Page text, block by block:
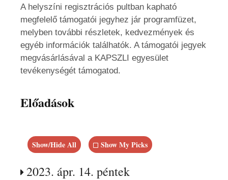
A helyszíni regisztrációs pultban kapható
megfelelő támogatói jegyhez jár programfüzet,
melyben további részletek, kedvezmények és
egyéb információk találhatók. A támogatói jegyek
megvásárlásával a KAPSZLI egyesület
tevékenységét támogatod.
Előadások
Show/Hide All Show My Picks
2023. ápr. 14. péntek